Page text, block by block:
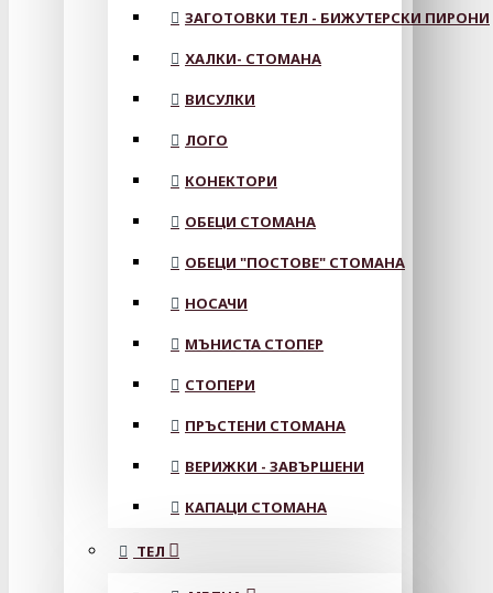
ЗАГОТОВКИ ТЕЛ - БИЖУТЕРСКИ ПИРОНИ
ХАЛКИ- СТОМАНА
ВИСУЛКИ
ЛОГО
КОНЕКТОРИ
ОБЕЦИ СТОМАНА
ОБЕЦИ "ПОСТОВЕ" СТОМАНА
НОСАЧИ
МЪНИСТА СТОПЕР
СТОПЕРИ
ПРЪСТЕНИ СТОМАНА
ВЕРИЖКИ - ЗАВЪРШЕНИ
КАПАЦИ СТОМАНА
ТЕЛ